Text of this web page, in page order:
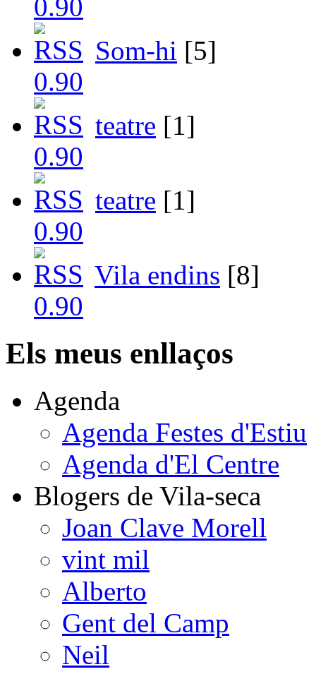
Som-hi [5]
teatre [1]
teatre [1]
Vila endins [8]
Els meus enllaços
Agenda
Agenda Festes d'Estiu
Agenda d'El Centre
Blogers de Vila-seca
Joan Clave Morell
vint mil
Alberto
Gent del Camp
Neil